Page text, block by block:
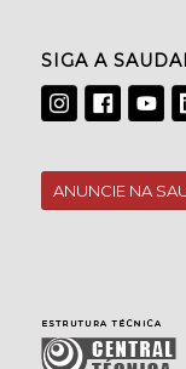
SIGA A
ANUNCIE NA